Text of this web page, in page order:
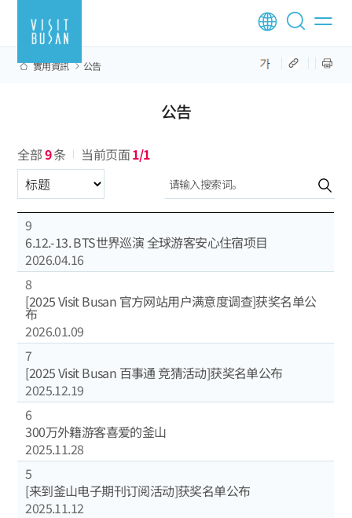
實用資訊 公告
公告
全部9条 当前页面1/1
选择分类
9
6.12.-13. BTS世界巡演 全球游客安心住宿项目
2026.04.16
8
[2025 Visit Busan 官方网站用户满意度调查]获奖名单公
布
2026.01.09
7
[2025 Visit Busan 百事通 竞猜活动]获奖名单公布
2025.12.19
6
300万外籍游客喜爱的釜山
2025.11.28
5
[来到釜山电子期刊订阅活动]获奖名单公布
2025.11.12